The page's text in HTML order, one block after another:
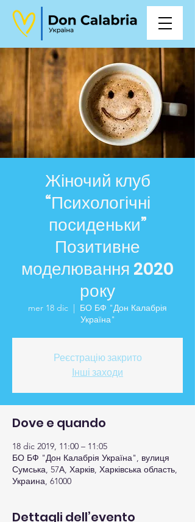
Жіночий клуб
“Психологічні
посиденьки”
Позитивне
моделювання 2020
року
mer 18 dic
  |
БО БФ "Дон Калабрія
Україна"
Реєстрацію закрито
Інші заходи
Dove e quando
18 dic 2019, 11:00 – 11:05
БО БФ "Дон Калабрія Україна", вулиця
Сумська, 57А, Харків, Харківська область,
Украина, 61000
Dettagli dell’evento